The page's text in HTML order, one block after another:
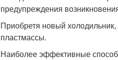
предупреждения
Приобретя новый
пластмассы.
Наиболее эффективные